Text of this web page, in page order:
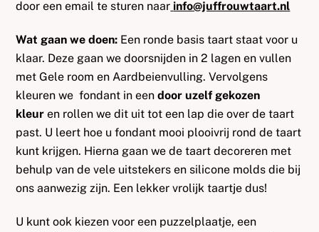
door een email te sturen naar info@juffrouwtaart.nl
Wat gaan we doen: Een ronde basis taart staat voor u
klaar. Deze gaan we doorsnijden in 2 lagen en vullen
met Gele room en Aardbeienvulling. Vervolgens
kleuren we fondant in eendoor uzelf gekozen
kleur en rollen we dit uit tot een lap die over de taart
past. U leert hoe u fondant mooi plooivrij rond de taart
kunt krijgen. Hierna gaan we de taart decoreren met
behulp van de vele uitstekers en silicone molds die bij
ons aanwezig zijn. Een lekker vrolijk taartje dus!
U kunt ook kiezen voor een puzzelplaatje, een